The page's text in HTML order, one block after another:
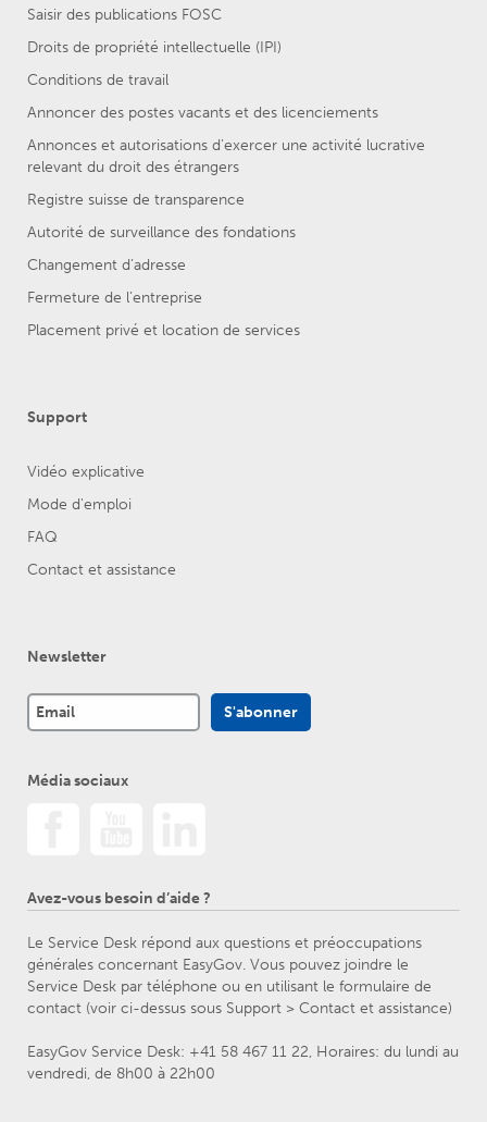
Saisir des publications FOSC
Droits de propriété intellectuelle (IPI)
Conditions de travail
Annoncer des postes vacants et des licenciements
Annonces et autorisations d’exercer une activité lucrative
relevant du droit des étrangers
Registre suisse de transparence
Autorité de surveillance des fondations
Changement d’adresse
Fermeture de l’entreprise
Placement privé et location de services
Support
Vidéo explicative
Mode d'emploi
FAQ
Contact et assistance
Newsletter
Média sociaux
Avez-vous besoin d’aide ?
Le Service Desk répond aux questions et préoccupations
générales concernant EasyGov. Vous pouvez joindre le
Service Desk par téléphone ou en utilisant le formulaire de
contact (voir ci-dessus sous Support > Contact et assistance)
EasyGov Service Desk: +41 58 467 11 22, Horaires: du lundi au
vendredi, de 8h00 à 22h00